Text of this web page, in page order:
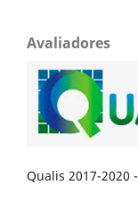
Avaliadores
Qualis 2017-2020 -